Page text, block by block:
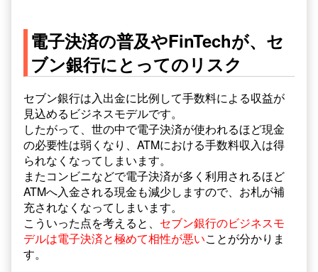
電子決済の普及やFinTechが、セ
ブン銀行にとってのリスク
セブン銀行は入出金に比例して手数料による収益が
見込めるビジネスモデルです。
したがって、世の中で電子決済が使われるほど現金
の必要性は弱くなり、ATMにおける手数料収入は得
られなくなってしまいます。
またコンビニなどで電子決済が多く利用されるほど
ATMへ入金される現金も減少しますので、お札が補
充されなくなってしまいます。
こういった点を考えると、 セブン銀行のビジネスモ
デルは電子決済と極めて相性が悪いことが分かりま
す。